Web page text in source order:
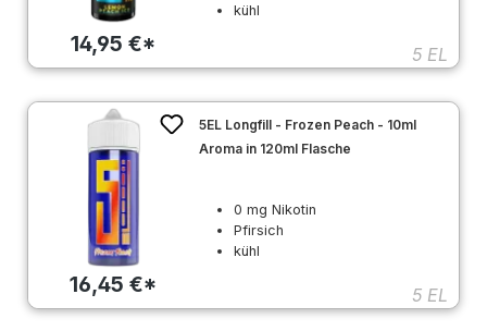
14,95 €*
kühl
5 EL
16,45 €*
5EL Longfill - Frozen Peach - 10ml
Aroma in 120ml Flasche
0 mg Nikotin
Pfirsich
kühl
5 EL